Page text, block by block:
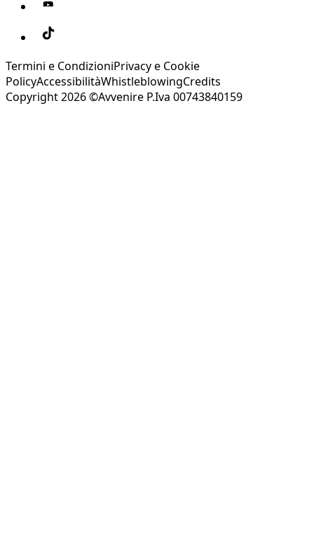
Termini e CondizioniPrivacy e Cookie
PolicyAccessibilitàWhistleblowingCredits
Copyright 2026 ©Avvenire P.Iva 00743840159